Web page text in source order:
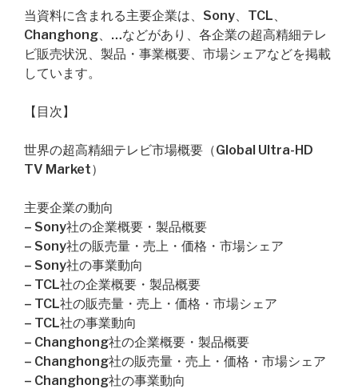
当資料に含まれる主要企業は、Sony、TCL、
Changhong、…などがあり、各企業の超高精細テレ
ビ販売状況、製品・事業概要、市場シェアなどを掲載
しています。
【目次】
世界の超高精細テレビ市場概要（Global Ultra-HD
TV Market）
主要企業の動向
– Sony社の企業概要・製品概要
– Sony社の販売量・売上・価格・市場シェア
– Sony社の事業動向
– TCL社の企業概要・製品概要
– TCL社の販売量・売上・価格・市場シェア
– TCL社の事業動向
– Changhong社の企業概要・製品概要
– Changhong社の販売量・売上・価格・市場シェア
– Changhong社の事業動向